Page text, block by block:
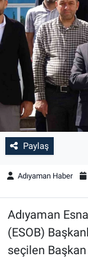
Paylaş
Adıyaman Haber
Adıyaman
(ESOB)
seçilen Başkan
Sağlık
Özel Haber
Kültür
Eğitim
Ekonomi
Çevre
BİLİM VE
Şambayat
Haber Arşivi